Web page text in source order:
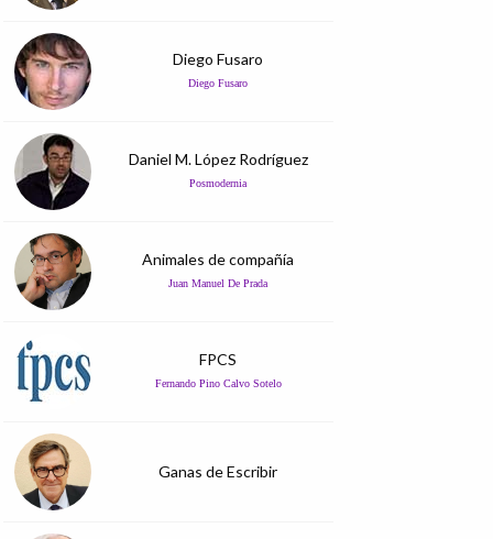
Diego Fusaro
Diego Fusaro
Daniel M. López Rodríguez
Posmodernia
Animales de compañía
Juan Manuel De Prada
FPCS
Fernando Pino Calvo Sotelo
Ganas de Escribir